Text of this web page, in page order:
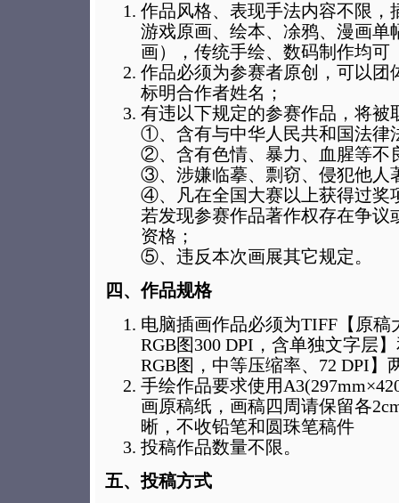
作品风格、表现手法内容不限，
游戏原画、绘本、凃鸦、漫画单
画），传统手绘、数码制作均可
作品必须为参赛者原创，可以团
标明合作者姓名；
有违以下规定的参赛作品，将被
①、含有与中华人民共和国法律
②、含有色情、暴力、血腥等不
③、涉嫌临摹、剽窃、侵犯他人
④、凡在全国大赛以上获得过奖
若发现参赛作品著作权存在争议
资格；
⑤、违反本次画展其它规定。
四、作品规格
电脑插画作品必须为TIFF【原稿
RGB图300 DPI，含单独文字层
RGB图，中等压缩率、72 DPI】
手绘作品要求使用
画原稿纸，画稿四周请保留各
晰，不收铅笔和圆珠笔稿件
投稿作品数量不限。
五、投稿方式